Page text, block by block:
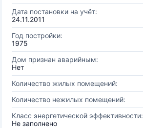
Дата постановки на учёт:
24.11.2011
Год постройки:
1975
Дом признан аварийным:
Нет
Количество жилых помещений:
Количество нежилых помещений:
Класс энергетической эффективности:
Не заполнено